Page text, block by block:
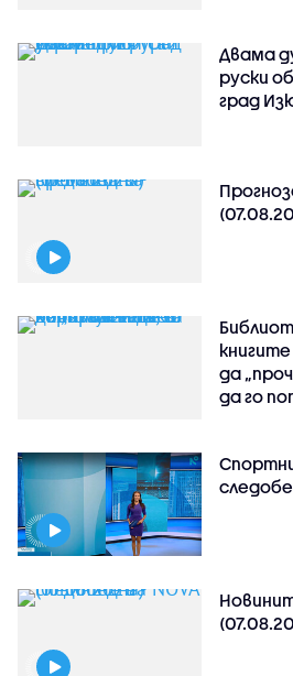
Двама
руски
град
да
да го